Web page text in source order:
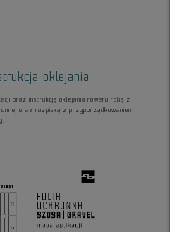
oklejania
oraz instrukcję oklejania roweru folią z
oraz rozpiską z przyporządkowaniem